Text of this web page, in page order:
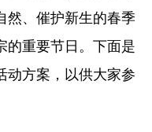
然、催护新生的春季
的重要节日。下面是
动方案，以供大家参